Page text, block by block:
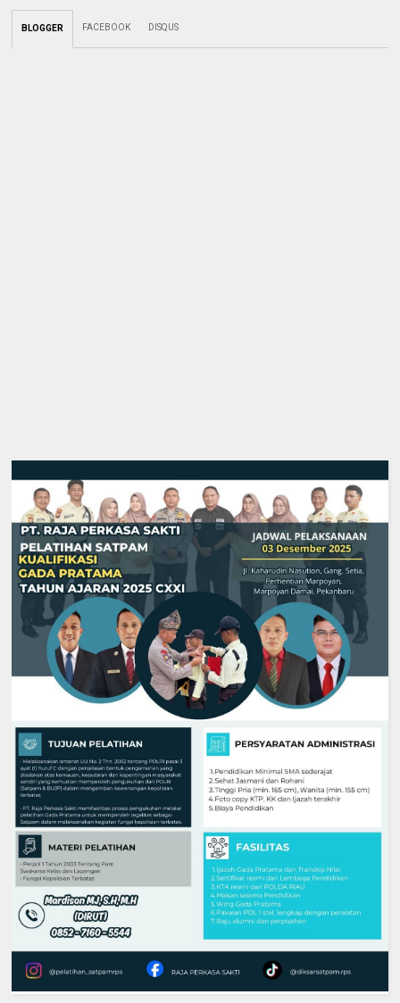
BLOGGER FACEBOOK DISQUS